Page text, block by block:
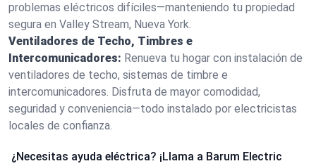
problemas eléctricos difíciles—manteniendo tu propiedad
segura en Valley Stream, Nueva York.
Ventiladores de Techo, Timbres e
Intercomunicadores: Renueva tu hogar con instalación de
ventiladores de techo, sistemas de timbre e
intercomunicadores. Disfruta de mayor comodidad,
seguridad y conveniencia—todo instalado por electricistas
locales de confianza.
¿Necesitas ayuda eléctrica? ¡Llama a Barum Electric